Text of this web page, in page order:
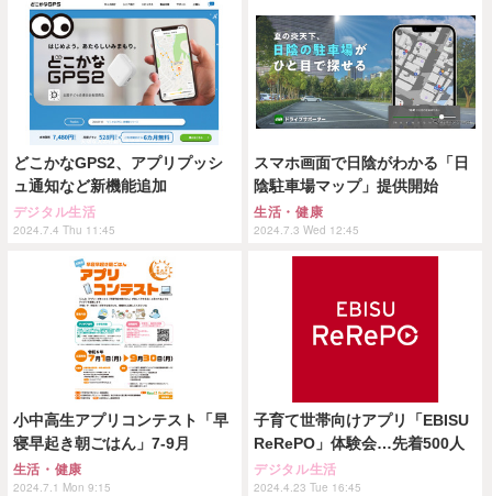
どこかなGPS2、アプリプッシ
ュ通知など新機能追加
デジタル生活
2024.7.4 Thu 11:45
スマホ画面で日陰がわかる「日
陰駐車場マップ」提供開始
生活・健康
2024.7.3 Wed 12:45
小中高生アプリコンテスト「早
寝早起き朝ごはん」7-9月
生活・健康
2024.7.1 Mon 9:15
子育て世帯向けアプリ「EBISU
ReRePO」体験会…先着500人
デジタル生活
2024.4.23 Tue 16:45